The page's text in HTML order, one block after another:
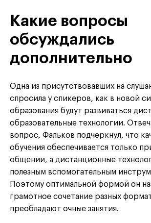
Какие вопросы
обсуждались
дополнительно
Одна из присутствовавших на
спросила у спикеров, как в новой
образования будут развиваться
образовательные технологии.
вопрос, Фальков подчеркнул, что
обучения обеспечивается только
общении, а дистанционные
полезным вспомогательным
Поэтому оптимальной формой он
грамотное сочетание разных
преобладают очные занятия.